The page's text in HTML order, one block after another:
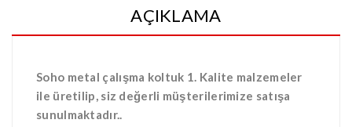
AÇIKLAMA
Soho metal çalışma koltuk 1. Kalite malzemeler
ile üretilip, siz değerli müşterilerimize satışa
sunulmaktadır..